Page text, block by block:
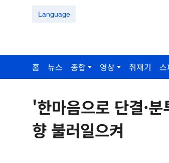
Language
홈 뉴스 종합 영상 취재기 스
'한마음으로 단결·
향 불러일으켜